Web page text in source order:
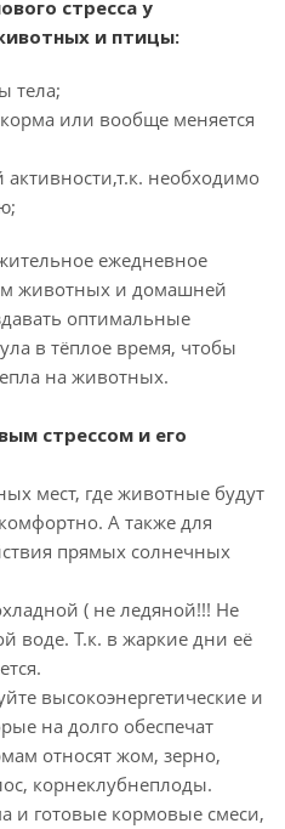
стресса у
и птицы:
тела;
или вообще меняется
необходимо
ежедневное
животных и домашней
оптимальные
в тёплое время, чтобы
на животных.
стрессом и его
мест, где животные будут
А также для
прямых солнечных
( не ледяной!!! Не
воде. Т.к. в жаркие дни её
высокоэнергетические и
на долго обеспечат
относят жом, зерно,
корнеклубнеплоды.
и готовые кормовые смеси,